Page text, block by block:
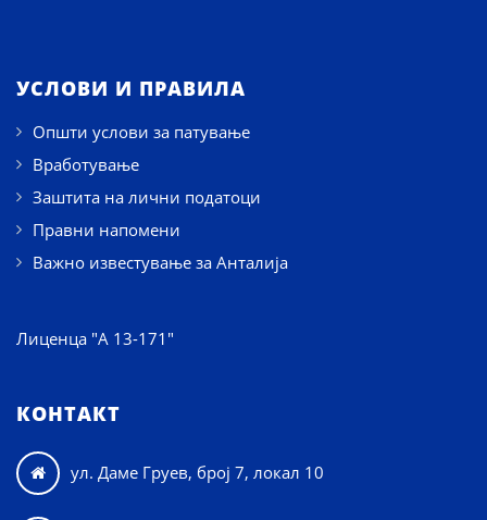
УСЛОВИ И ПРАВИЛА
Општи услови за патување
Вработување
Заштита на лични податоци
Правни напомени
Важно известување за Анталија
Лиценца "А 13-171"
КОНТАКТ
 ул. Даме Груев, број 7, локал 10